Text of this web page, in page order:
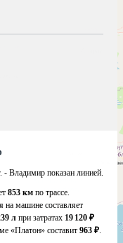
- Владимир показан линией.
853 км по трассе.
на машине составляет
л при затратах 19 120 ₽
«Платон» составит 963 ₽.